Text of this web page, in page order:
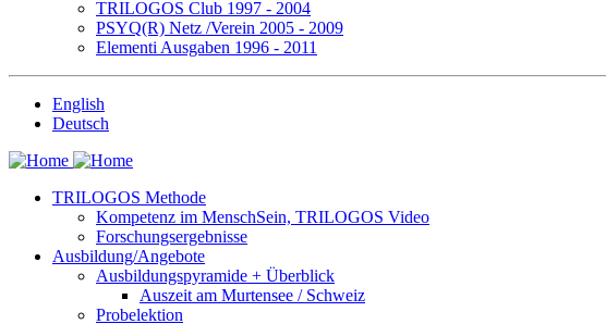
TRILOGOS Club 1997 - 2004
PSYQ(R) Netz /Verein 2005 - 2009
Elementi Ausgaben 1996 - 2011
English
Deutsch
TRILOGOS Methode
Kompetenz im MenschSein, TRILOGOS Video
Forschungsergebnisse
Ausbildung/Angebote
Ausbildungspyramide + Überblick
Auszeit am Murtensee / Schweiz
Probelektion